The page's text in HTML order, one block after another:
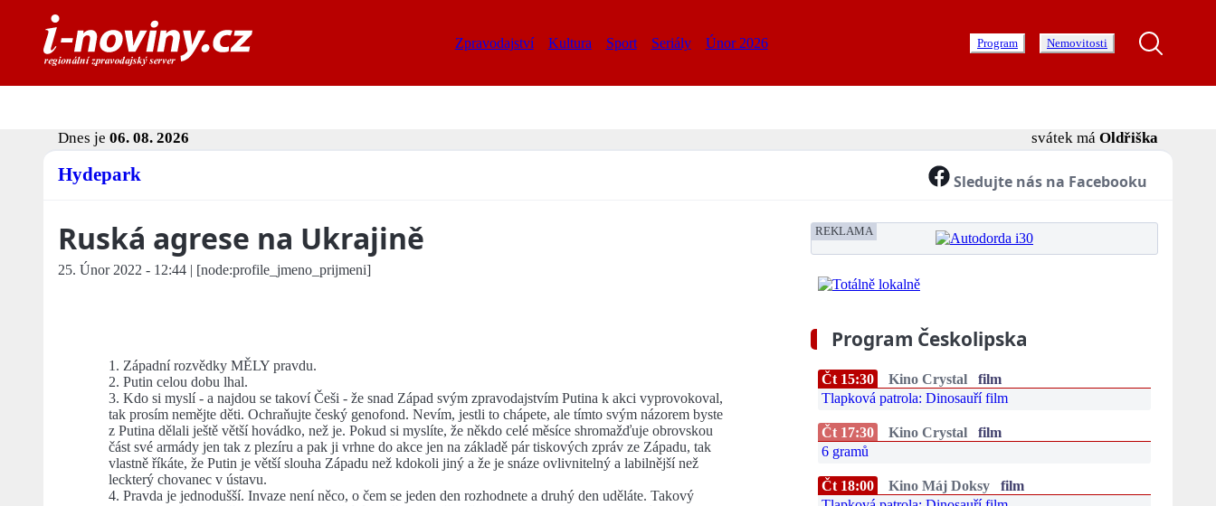
Zpravodajství Kultura Sport Seriály Únor 2026 Program Nemovitosti
Dnes je 06. 08. 2026 svátek má Oldřiška
Hydepark Sledujte nás na Facebooku
Ruská agrese na Ukrajině
25. Únor 2022 - 12:44 | [node:profile_jmeno_prijmeni]
1. Západní rozvědky MĚLY pravdu.
2. Putin celou dobu lhal.
3. Kdo si myslí - a najdou se takoví Češi - že snad Západ svým zpravodajstvím Putina k akci vyprovokoval,
tak prosím nemějte děti. Ochraňujte český genofond. Nevím, jestli to chápete, ale tímto svým názorem byste
z Putina dělali ještě větší hovádko, než je. Pokud si myslíte, že někdo celé měsíce shromažďuje obrovskou
část své armády jen tak z plezíru a pak ji vrhne do akce jen na základě pár tiskových zpráv ze Západu, tak
vlastně říkáte, že Putin je větší slouha Západu než kdokoli jiný a že je snáze ovlivnitelný a labilnější než
leckterý chovanec v ústavu.
4. Pravda je jednodušší. Invaze není něco, o čem se jeden den rozhodnete a druhý den uděláte. Takový
REKLAMA
Program Českolipska
Čt 15:30 Kino Crystal
film
Tlapková patrola: Dinosauří film
Čt 17:30 Kino Crystal
film
6 gramů
Čt 18:00 Kino Máj Doksy
film